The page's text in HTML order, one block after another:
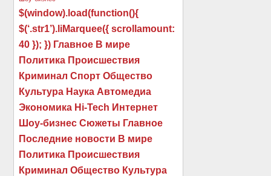
$(window).load(function(){
$(‘.str1’).liMarquee({ scrollamount:
40 }); }) Главное В мире
Политика Происшествия
Криминал Спорт Общество
Культура Наука Автомедиа
Экономика Hi-Tech Интернет
Шоу-бизнес Сюжеты Главное
Последние новости В мире
Политика Происшествия
Криминал Общество Культура